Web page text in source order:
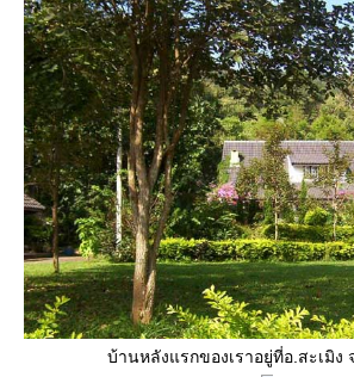
บ้านหลังแรกของเราอยู่ที่อ.สะเมิง